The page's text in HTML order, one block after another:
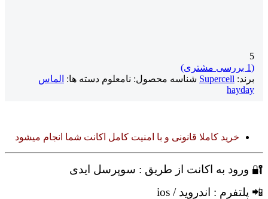
5
(
1 بررسی مشتری)
برند: Supercell شناسه محصول: نامعلوم دسته ها: الماس
hayday
خرید کاملا قانونی و با امنیت کامل اکانت شما انجام میشود
🔐 ورود به اکانت از طریق : سوپرسل ایدی
📲 پلتفرم : اندروید / ios